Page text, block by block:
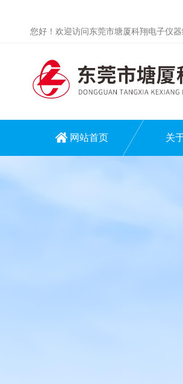
您好！欢迎访问东莞市塘厦科翔电子仪器
网站首页 关